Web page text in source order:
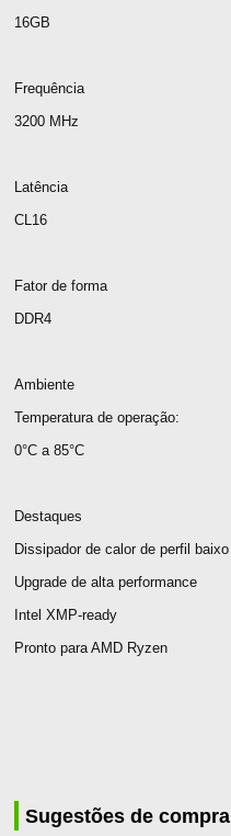
16GB
Frequência
3200 MHz
Latência
CL16
Fator de forma
DDR4
Ambiente
Temperatura de operação:
0°C a 85°C
Destaques
Dissipador de calor de perfil baixo
Upgrade de alta performance
Intel XMP-ready
Pronto para AMD Ryzen
Sugestões de compra